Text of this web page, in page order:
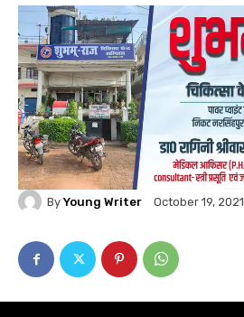
By Young Writer October 19, 2021